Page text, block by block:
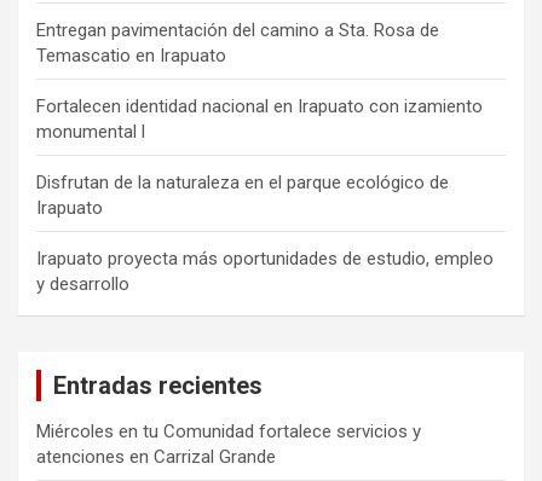
Entregan pavimentación del camino a Sta. Rosa de
Temascatio en Irapuato
Fortalecen identidad nacional en Irapuato con izamiento
monumental l
Disfrutan de la naturaleza en el parque ecológico de
Irapuato
Irapuato proyecta más oportunidades de estudio, empleo
y desarrollo
Entradas recientes
Miércoles en tu Comunidad fortalece servicios y
atenciones en Carrizal Grande